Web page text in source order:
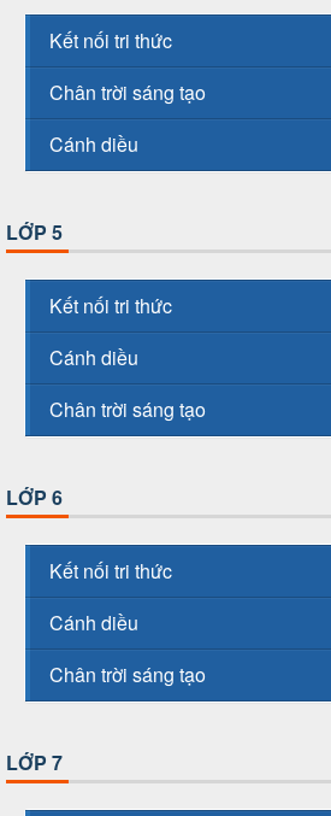
Kết nối tri thức
Chân trời sáng tạo
Cánh diều
LỚP 5
Kết nối tri thức
Cánh diều
Chân trời sáng tạo
LỚP 6
Kết nối tri thức
Cánh diều
Chân trời sáng tạo
LỚP 7